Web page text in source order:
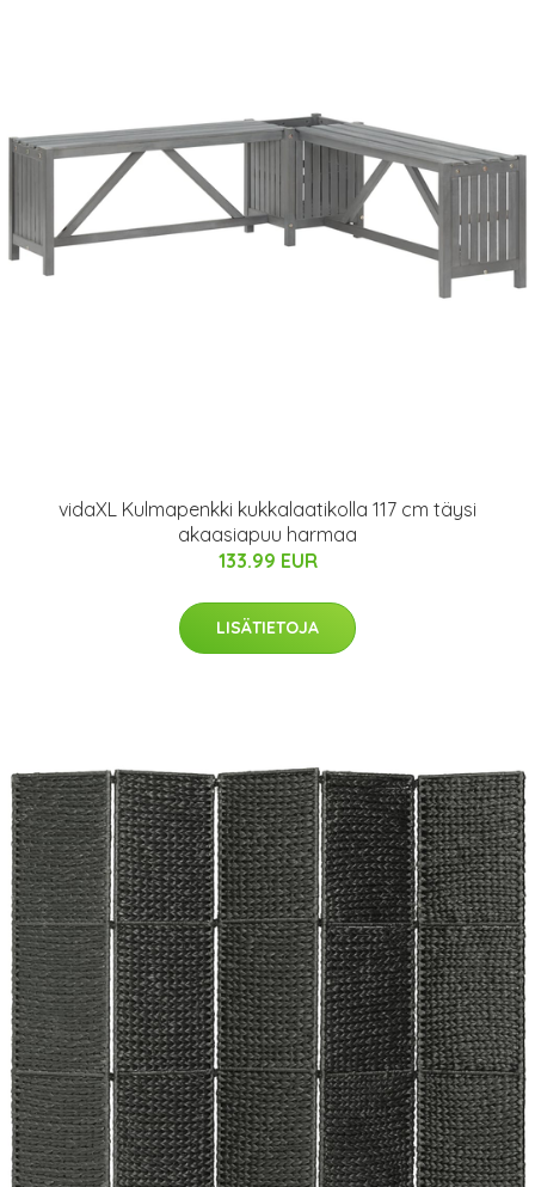
vidaXL Kulmapenkki kukkalaatikolla 117 cm täysi
akaasiapuu harmaa
133.99 EUR
LISÄTIETOJA